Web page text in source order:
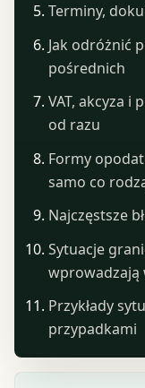
Terminy,
Jak odróżnić
pośrednich
VAT, akcyza i
od razu
Formy
samo co
Najczęstsze
Sytuacje
wprowadzają
Przykłady
przypadkami